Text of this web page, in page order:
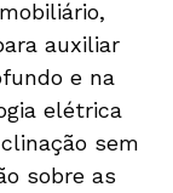
auxiliar
e na
elétrica
sem
sobre as